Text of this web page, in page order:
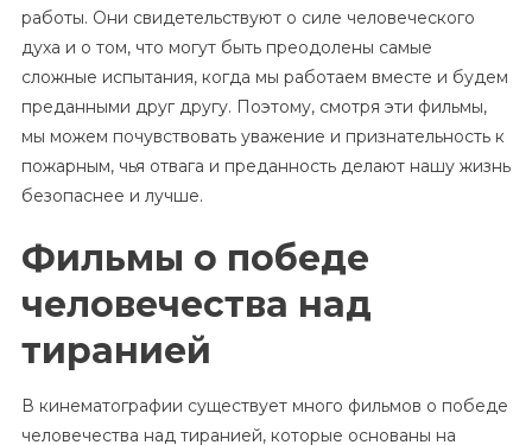
работы. Они свидетельствуют о силе человеческого
духа и о том, что могут быть преодолены самые
сложные испытания, когда мы работаем вместе и будем
преданными друг другу. Поэтому, смотря эти фильмы,
мы можем почувствовать уважение и признательность к
пожарным, чья отвага и преданность делают нашу жизнь
безопаснее и лучше.
Фильмы о победе
человечества над
тиранией
В кинематографии существует много фильмов о победе
человечества над тиранией, которые основаны на